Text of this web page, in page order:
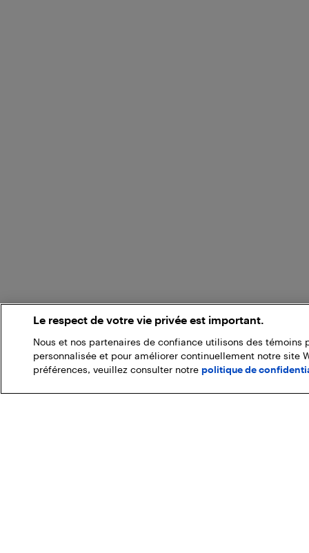
Le respect de votre vie privée est important.
Nous et nos partenaires de confiance utilisons des
personnalisée et pour améliorer continuellement notre site
préférences, veuillez consulter notre politique de